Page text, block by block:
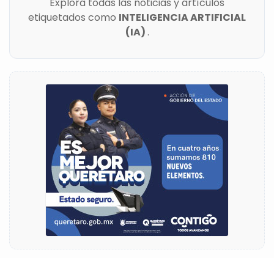
etiquetados como INTELIGENCIA ARTIFICIAL
(IA).